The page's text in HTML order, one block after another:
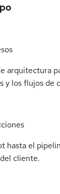
arquitectura
y los flujos de
hasta el
cliente.